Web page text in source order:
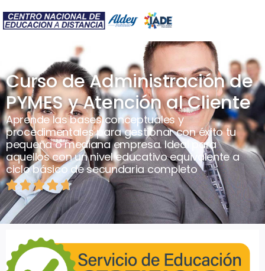
Curso de Administración de
PYMES y Atención al Cliente
Aprende las bases conceptuales y
procedimentales para gestionar con éxito tu
pequeña o mediana empresa. Ideal para
aquellos con un nivel educativo equivalente a
ciclo básico de secundaria completo
   